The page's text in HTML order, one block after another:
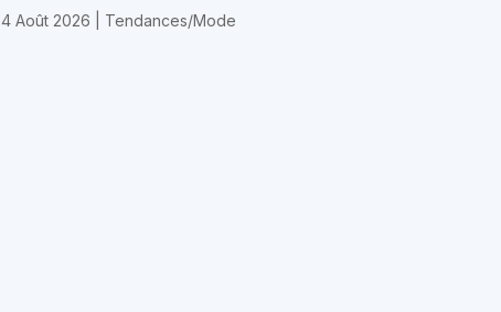
4 Août 2026 Tendances/Mode